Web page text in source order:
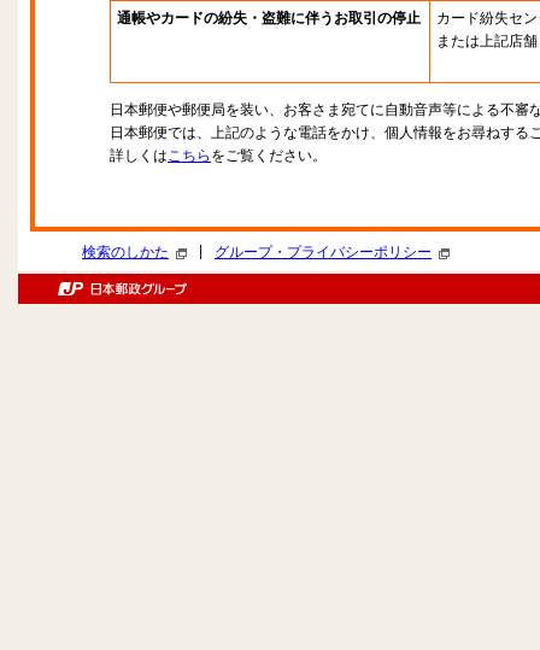
通帳やカードの紛失・盗難に伴うお取引の停止
カード紛失セ
または上記店舗
日本郵便や郵便局を装い、お客さま宛てに自動音声等による不審
日本郵便では、上記のような電話をかけ、個人情報をお尋ねする
詳しくはこちら をご覧ください。
検索のしかた グループ・プライバシーポリシー